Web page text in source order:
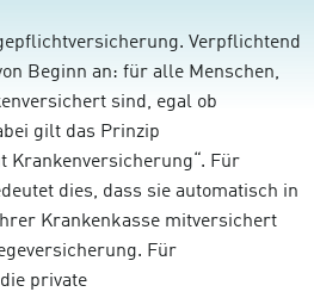
Verpflichtend
Beginn an: für alle Menschen,
sind, egal ob
gilt das Prinzip
Krankenversicherung“. Für
dies, dass sie automatisch in
Krankenkasse mitversichert
Für
private